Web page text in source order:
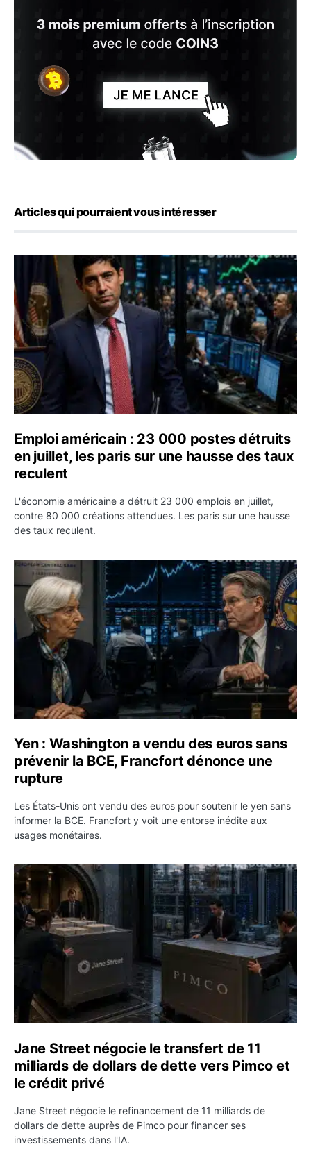
Articles qui pourraient vous intéresser
Emploi américain : 23 000 postes détruits en juillet, les
Emploi américain : 23 000 postes détruits
en juillet, les paris sur une hausse des taux
reculent
L'économie américaine a détruit 23 000 emplois en juillet,
contre 80 000 créations attendues. Les paris sur une hausse
des taux reculent.
Yen : Washington a vendu des euros sans prévenir la
Yen : Washington a vendu des euros sans
prévenir la BCE, Francfort dénonce une
rupture
Les États-Unis ont vendu des euros pour soutenir le yen sans
informer la BCE. Francfort y voit une entorse inédite aux
usages monétaires.
Jane Street négocie le transfert de 11 milliards de
Jane Street négocie le transfert de 11
milliards de dollars de dette vers Pimco et
le crédit privé
Jane Street négocie le refinancement de 11 milliards de
dollars de dette auprès de Pimco pour financer ses
investissements dans l'IA.